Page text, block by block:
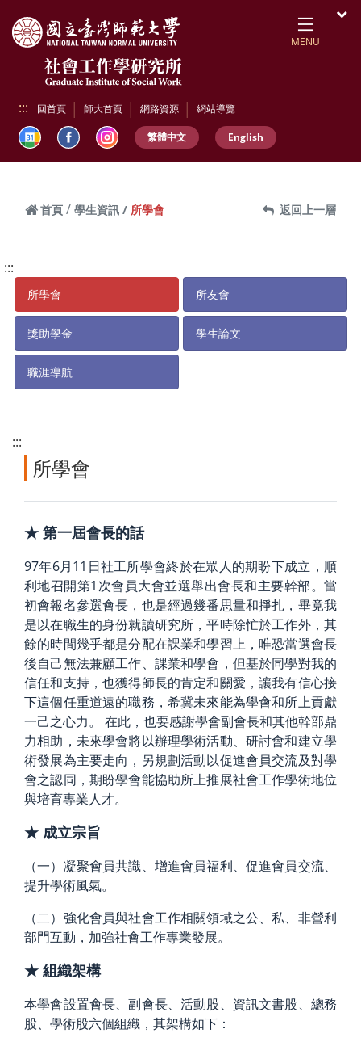
MENU
::: 回首頁 師大首頁 網路資源 網站導覽
繁體中文 English
首頁 學生資訊 所學會 返回上一層
:::
所學會 所友會
獎助學金 學生論文
職涯導航
:::
所學會
★ 第一屆會長的話
97年6月11日社工所學會終於在眾人的期盼下成立，順
利地召開第1次會員大會並選舉出會長和主要幹部。當
初會報名參選會長，也是經過幾番思量和掙扎，畢竟我
是以在職生的身份就讀研究所，平時除忙於工作外，其
餘的時間幾乎都是分配在課業和學習上，唯恐當選會長
後自己無法兼顧工作、課業和學會，但基於同學對我的
信任和支持，也獲得師長的肯定和關愛，讓我有信心接
下這個任重道遠的職務，希冀未來能為學會和所上貢獻
一己之心力。 在此，也要感謝學會副會長和其他幹部鼎
力相助，未來學會將以辦理學術活動、研討會和建立學
術發展為主要走向，另規劃活動以促進會員交流及對學
會之認同，期盼學會能協助所上推展社會工作學術地位
與培育專業人才。
★ 成立宗旨
（一）凝聚會員共識、增進會員福利、促進會員交流、
提升學術風氣。
（二）強化會員與社會工作相關領域之公、私、非營利
部門互動，加強社會工作專業發展。
★ 組織架構
本學會設置會長、副會長、活動股、資訊文書股、總務
股、學術股六個組織，其架構如下：